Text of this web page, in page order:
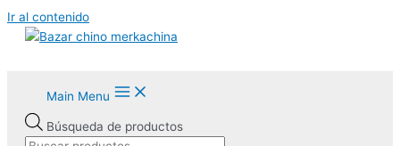
Ir al contenido
Main Menu
Búsqueda de productos